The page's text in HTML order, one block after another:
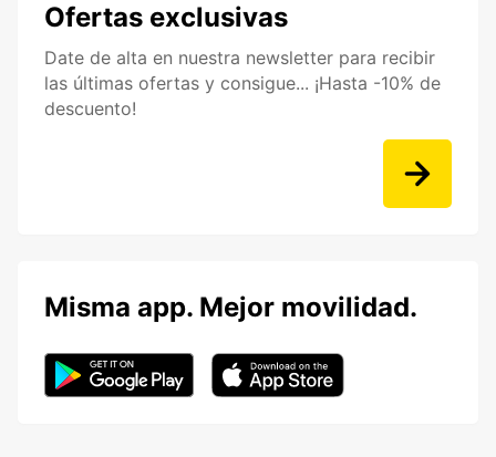
Ofertas exclusivas
Date de alta en nuestra newsletter para recibir
las últimas ofertas y consigue... ¡Hasta -10% de
descuento!
Misma app. Mejor movilidad.